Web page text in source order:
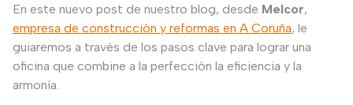
En este nuevo post de nuestro blog, desde Melcor,
empresa de construcción y reformas en A Coruña, le
guiaremos a través de los pasos clave para lograr una
oficina que combine a la perfección la eficiencia y la
armonía.